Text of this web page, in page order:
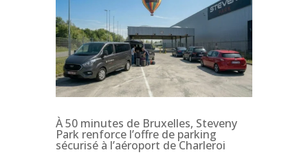
À 50 minutes de Bruxelles, Steveny
Park renforce l’offre de parking
sécurisé à l’aéroport de Charleroi